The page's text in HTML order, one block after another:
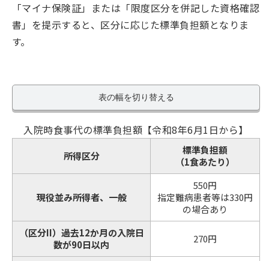
「マイナ保険証」または「限度区分を併記した資格確認
書」を提示すると、区分に応じた標準負担額となりま
す。
表の幅を切り替える
入院時食事代の標準負担額【令和8年6月1日から】
所得区分
標準負担額
（1食あたり）
現役並み所得者、一般
550円
指定難病患者等は330円
の場合あり
（区分II）過去12か月の入院日
数が90日以内
270円